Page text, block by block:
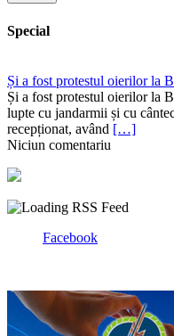
Special
Și a fost protestul oierilor la
Și a fost protestul oierilor la
lupte cu jandarmii și cu
recepționat, având […]
Niciun comentariu
Facebook